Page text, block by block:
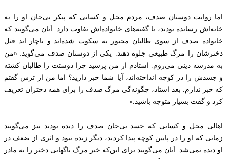
اما روایت دوستان صدف، مردم محل و کسانی که پیکر بی‌جان او را به
خانه‌اش رسانده بودند، با گفته‌های خانواده‌اش تفاوت دارد. آنان می‌گویند که
خانواده صدف از سوی طالبان مجبور به سکوت شده‌اند و ناچار اند قتل
دخترشان را مرگ طبیعی جلوه دهند. یکی از دوستان صدف می‌گوید: «من
به مدرسه دینی می‌روم. استادم از من پرسید چرا دوستت را طالبان کشته
و جسدش را در کوچه انداخته‌اند، آیا شما خبر دارید؟ اما من از ترس گفتم
که خبر ندارم. بعد استاد، چگونه‌گی مرگ صدف را برای همه دختران تعریف
کرد و گفت بسیار متوجه باشید.»
اهالی محل و کسانی که جسد بی‌جان صدف را دیده بودند نیز می‌گویند
زمانی که او را در پایین کوچه پیدا کردند، دیگر زنده نبود و اثری از ضعف در
او دیده نمی‌شد. آنان می‌گویند برای این‌که خبر مرگ ناگهانی دختر را به مادر